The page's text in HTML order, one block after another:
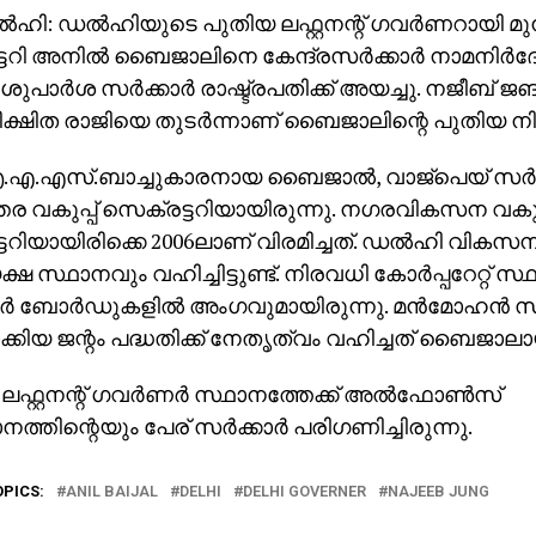
ഡല്‍ഹിയുടെ പുതിയ ലഫ്റ്റനന്റ് ഗവര്‍ണറായി
അനില്‍ ബൈജാലിനെ കേന്ദ്രസര്‍ക്കാര്‍
സര്‍ക്കാര്‍ രാഷ്ട്രപതിക്ക് അയച്ചു. നജീബ്
രാജിയെ തുടര്‍ന്നാണ് ബൈജാലിന്റെ പുതിയ
ബൈജാല്‍, വാജ്‌പെയ്
വകുപ്പ് സെക്രട്ടറിയായിരുന്നു. നഗരവികസന
2006ലാണ് വിരമിച്ചത്. ഡല്‍ഹി
സ്ഥാനവും വഹിച്ചിട്ടുണ്ട്. നിരവധി കോര്‍പ്പറേറ്റ്
ബോര്‍ഡുകളില്‍ അംഗവുമായിരുന്നു. മന്‍മോഹന്‍
ജന്റം പദ്ധതിക്ക് നേതൃത്വം വഹിച്ചത്
ഗവര്‍ണര്‍ സ്ഥാനത്തേക്ക് അല്‍ഫോണ്‍സ്
പേര് സര്‍ക്കാര്‍ പരിഗണിച്ചിരുന്നു.
ANIL BAIJAL DELHI DELHI GOVERNER NAJEEB JUNG